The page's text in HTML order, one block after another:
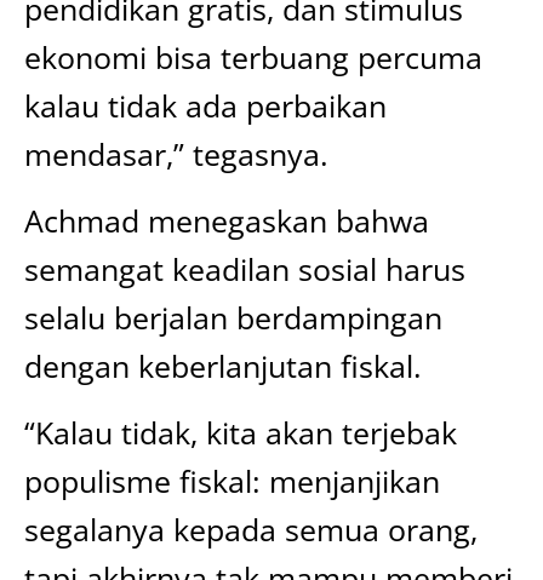
pendidikan gratis, dan stimulus
ekonomi bisa terbuang percuma
kalau tidak ada perbaikan
mendasar,” tegasnya.
Achmad menegaskan bahwa
semangat keadilan sosial harus
selalu berjalan berdampingan
dengan keberlanjutan fiskal.
“Kalau tidak, kita akan terjebak
populisme fiskal: menjanjikan
segalanya kepada semua orang,